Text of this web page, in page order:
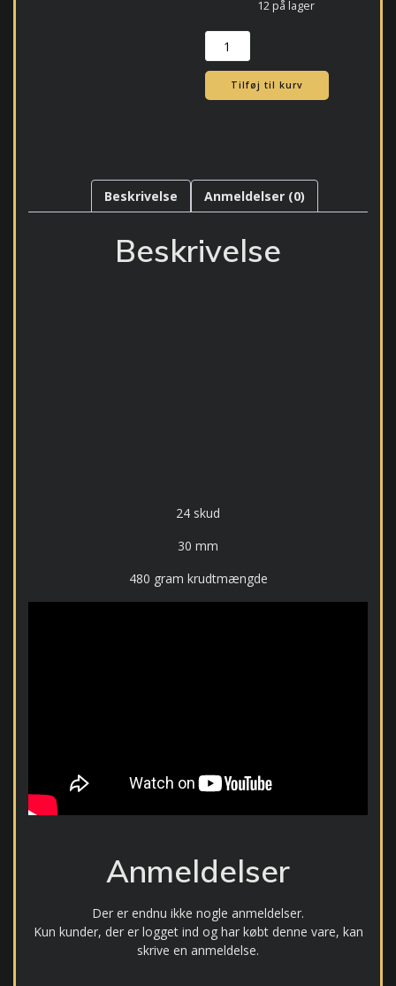
12 på lager
912
Riakeo
Thunderbolt
Tilføj til kurv
Beskrivelse Anmeldelser (0)
Beskrivelse
24 skud
30 mm
480 gram krudtmængde
Anmeldelser
Der er endnu ikke nogle anmeldelser.
Kun kunder, der er logget ind og har købt denne vare, kan
skrive en anmeldelse.